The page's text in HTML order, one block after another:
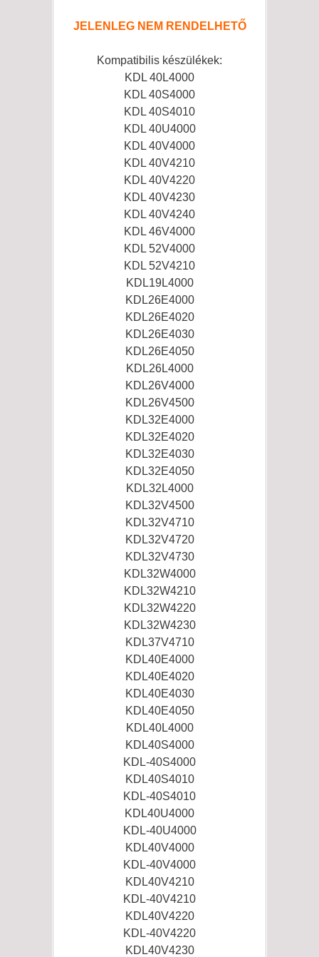
JELENLEG NEM RENDELHETŐ
Kompatibilis készülékek:
KDL 40L4000
KDL 40S4000
KDL 40S4010
KDL 40U4000
KDL 40V4000
KDL 40V4210
KDL 40V4220
KDL 40V4230
KDL 40V4240
KDL 46V4000
KDL 52V4000
KDL 52V4210
KDL19L4000
KDL26E4000
KDL26E4020
KDL26E4030
KDL26E4050
KDL26L4000
KDL26V4000
KDL26V4500
KDL32E4000
KDL32E4020
KDL32E4030
KDL32E4050
KDL32L4000
KDL32V4500
KDL32V4710
KDL32V4720
KDL32V4730
KDL32W4000
KDL32W4210
KDL32W4220
KDL32W4230
KDL37V4710
KDL40E4000
KDL40E4020
KDL40E4030
KDL40E4050
KDL40L4000
KDL40S4000
KDL-40S4000
KDL40S4010
KDL-40S4010
KDL40U4000
KDL-40U4000
KDL40V4000
KDL-40V4000
KDL40V4210
KDL-40V4210
KDL40V4220
KDL-40V4220
KDL40V4230